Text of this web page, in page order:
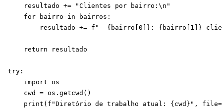
    resultado += "Clientes por bairro:\n"
    for bairro in bairros:
resultado += f"- {bairro[0]}: {bairro[1]}
    return resultado
try:
    import os
    cwd = os.getcwd()
print(f"Diretório de trabalho atual: {cwd}",